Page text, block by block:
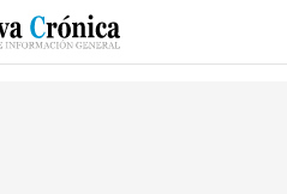
ESPECIALES DEPORTES